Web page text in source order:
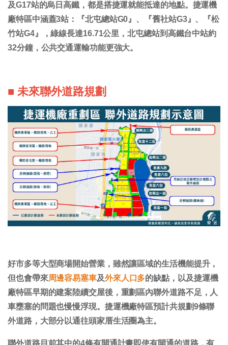
及G17站的烏日高鐵，都是搭捷運就能抵達的地點。捷運機
廠特區中涵蓋3站：『北屯總站G0』、『舊社站G3』、『松
竹站G4』，綠線長達16.71公里，北屯總站到高鐵台中站約
32分鐘，公共交通運輸功能更強大。
■ 未來聯外道路規劃
好市多等大型商場開始營業，雖然讓區域的生活機能提升，
但也會帶來周邊容易塞車及外來人口多的缺點，以及捷運機
廠特區早期的建案陸續交屋後，重劃區內聯外道路不足，人
車壅塞的問題也慢慢浮現。捷運機廠特區預計共規劃9條聯
外道路，大部分以通往頭家厝生活圈為主。
聯外道路目前其中的4條有開通計畫即使有開通的道路，有